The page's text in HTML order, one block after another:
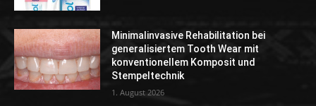
Minimalinvasive Rehabilitation bei
generalisiertem Tooth Wear mit
konventionellem Komposit und
Stempeltechnik
1. August 2026